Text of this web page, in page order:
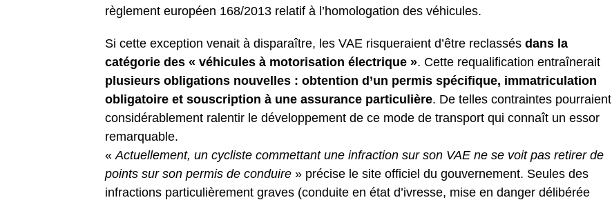
règlement européen 168/2013 relatif à l’homologation des véhicules.
Si cette exception venait à disparaître, les VAE risqueraient d’être reclassés dans la
catégorie des « véhicules à motorisation électrique ». Cette requalification entraînerait
plusieurs obligations nouvelles : obtention d’un permis spécifique, immatriculation
obligatoire et souscription à une assurance particulière. De telles contraintes pourraient
considérablement ralentir le développement de ce mode de transport qui connaît un essor
remarquable.
« Actuellement, un cycliste commettant une infraction sur son VAE ne se voit pas retirer de
points sur son permis de conduire » précise le site officiel du gouvernement. Seules des
infractions particulièrement graves (conduite en état d’ivresse, mise en danger délibérée